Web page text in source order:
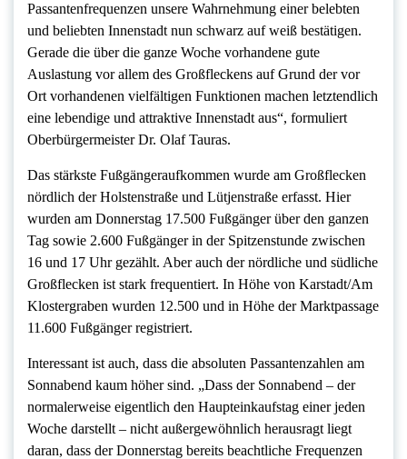
Passantenfrequenzen unsere Wahrnehmung einer belebten
und beliebten Innenstadt nun schwarz auf weiß bestätigen.
Gerade die über die ganze Woche vorhandene gute
Auslastung vor allem des Großfleckens auf Grund der vor
Ort vorhandenen vielfältigen Funktionen machen letztendlich
eine lebendige und attraktive Innenstadt aus“, formuliert
Oberbürgermeister Dr. Olaf Tauras.
Das stärkste Fußgängeraufkommen wurde am Großflecken
nördlich der Holstenstraße und Lütjenstraße erfasst. Hier
wurden am Donnerstag 17.500 Fußgänger über den ganzen
Tag sowie 2.600 Fußgänger in der Spitzenstunde zwischen
16 und 17 Uhr gezählt. Aber auch der nördliche und südliche
Großflecken ist stark frequentiert. In Höhe von Karstadt/Am
Klostergraben wurden 12.500 und in Höhe der Marktpassage
11.600 Fußgänger registriert.
Interessant ist auch, dass die absoluten Passantenzahlen am
Sonnabend kaum höher sind. „Dass der Sonnabend – der
normalerweise eigentlich den Haupteinkaufstag einer jeden
Woche darstellt – nicht außergewöhnlich herausragt liegt
daran, dass der Donnerstag bereits beachtliche Frequenzen